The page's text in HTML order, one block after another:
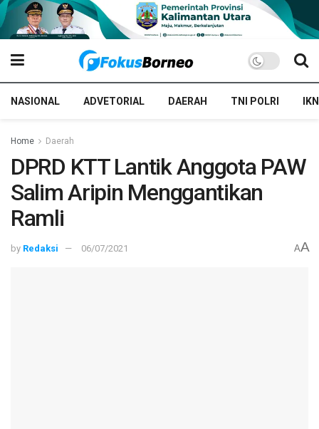
NASIONAL ADVETORIAL DAERAH TNI POLRI IKN
Home Daerah
DPRD KTT Lantik Anggota PAW
Salim Aripin Menggantikan
Ramli
by Redaksi 06/07/2021 AA